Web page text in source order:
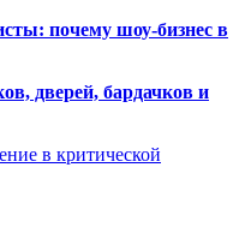
почему шоу-бизнес в
дверей, бардачков и
в критической